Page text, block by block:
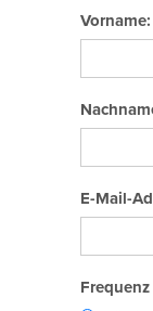
Vorname:
E-Mail-